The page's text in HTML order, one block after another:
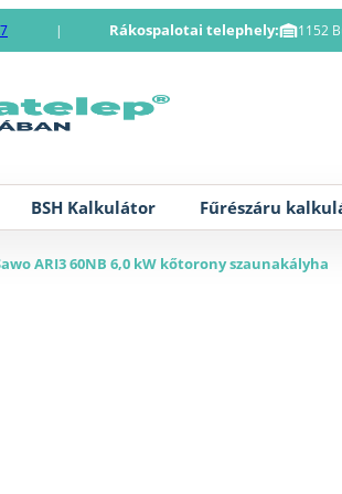
| Rákospalotai telephely: 1152
BSH Kalkulátor Fűrészáru
ARI3 60NB 6,0 kW kőtorony szaunakályha